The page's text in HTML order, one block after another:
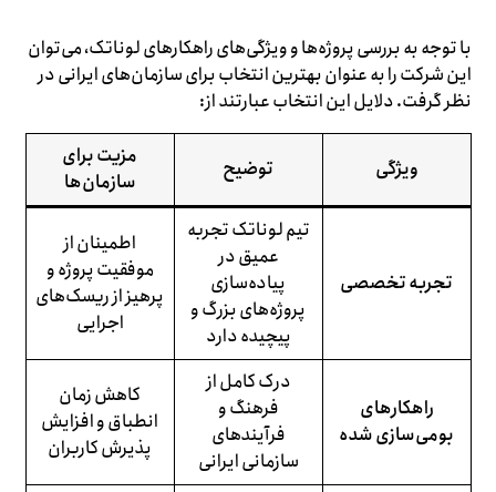
با توجه به بررسی پروژه‌ها و ویژگی‌های راهکارهای لوناتک، می‌توان
این شرکت را به عنوان بهترین انتخاب برای سازمان‌های ایرانی در
نظر گرفت. دلایل این انتخاب عبارتند از:
ویژگی توضیح
مزیت برای
سازمان‌ها
تجربه تخصصی
تیم لوناتک تجربه
عمیق در
پیاده‌سازی
پروژه‌های بزرگ و
پیچیده دارد
اطمینان از
موفقیت پروژه و
پرهیز از ریسک‌های
اجرایی
راهکارهای
بومی‌سازی شده
درک کامل از
فرهنگ و
فرآیندهای
سازمانی ایرانی
کاهش زمان
انطباق و افزایش
پذیرش کاربران